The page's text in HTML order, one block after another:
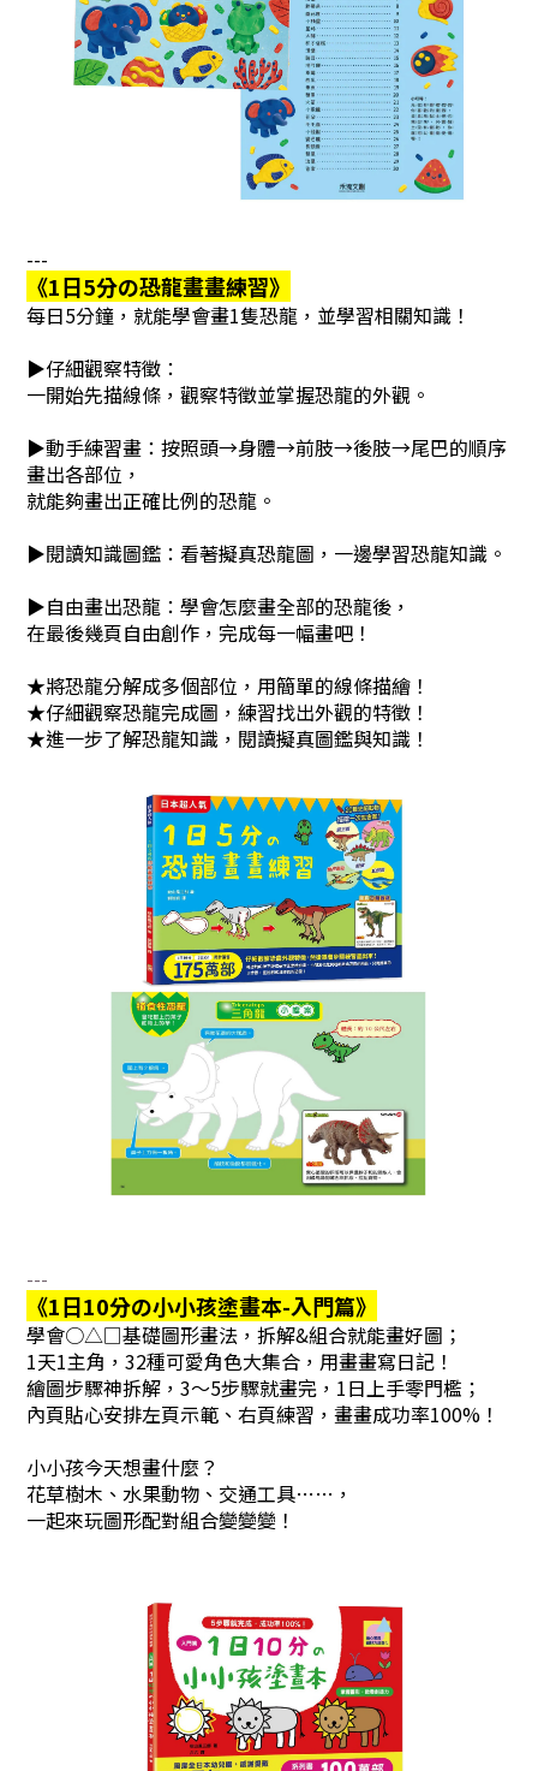
---
《1日5分の恐龍畫畫練習》
每日5分鐘，就能學會畫1隻恐龍，並學習相關知識！
▶仔細觀察特徵：
一開始先描線條，觀察特徵並掌握恐龍的外觀。
▶動手練習畫：按照頭→身體→前肢→後肢→尾巴的順序
畫出各部位，
就能夠畫出正確比例的恐龍。
▶閱讀知識圖鑑：看著擬真恐龍圖，一邊學習恐龍知識。
▶自由畫出恐龍：學會怎麼畫全部的恐龍後，
在最後幾頁自由創作，完成每一幅畫吧！
★將恐龍分解成多個部位，用簡單的線條描繪！
★仔細觀察恐龍完成圖，練習找出外觀的特徵！
★進一步了解恐龍知識，閱讀擬真圖鑑與知識！
---
《1日10分の小小孩塗畫本-入門篇》
學會○△□基礎圖形畫法，拆解&組合就能畫好圖；
1天1主角，32種可愛角色大集合，用畫畫寫日記！
繪圖步驟神拆解，3～5步驟就畫完，1日上手零門檻；
內頁貼心安排左頁示範、右頁練習，畫畫成功率100%！
小小孩今天想畫什麼？
花草樹木、水果動物、交通工具……，
一起來玩圖形配對組合變變變！